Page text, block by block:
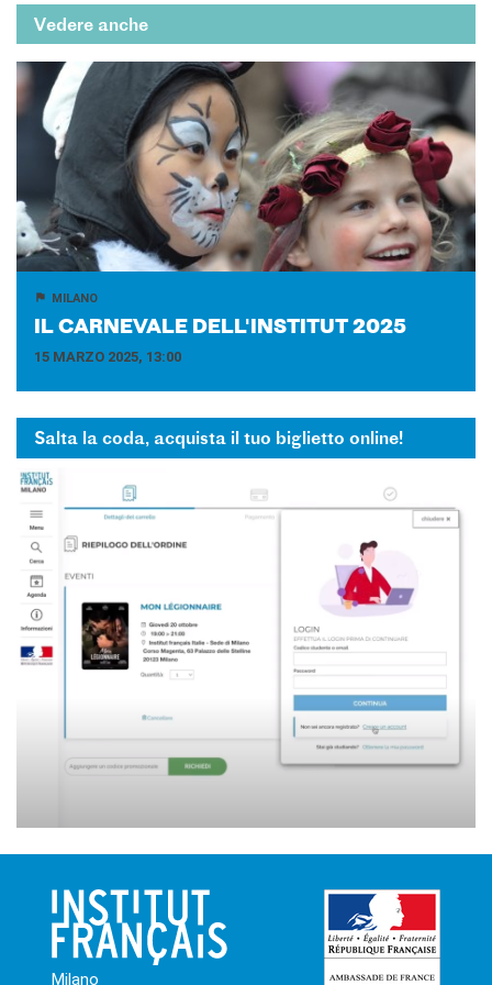
Vedere anche
MILANO
IL CAR­NE­VA­LE DEL­L'IN­STI­TUT 2025
15 MARZO 2025, 13:00
Salta la coda, acquista il tuo biglietto online!
Milano